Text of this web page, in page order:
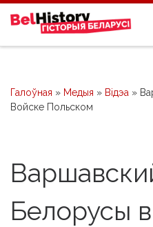
Skip to content
Галоўная » Медыя » Відэа »
Войске Польском
Белорусы